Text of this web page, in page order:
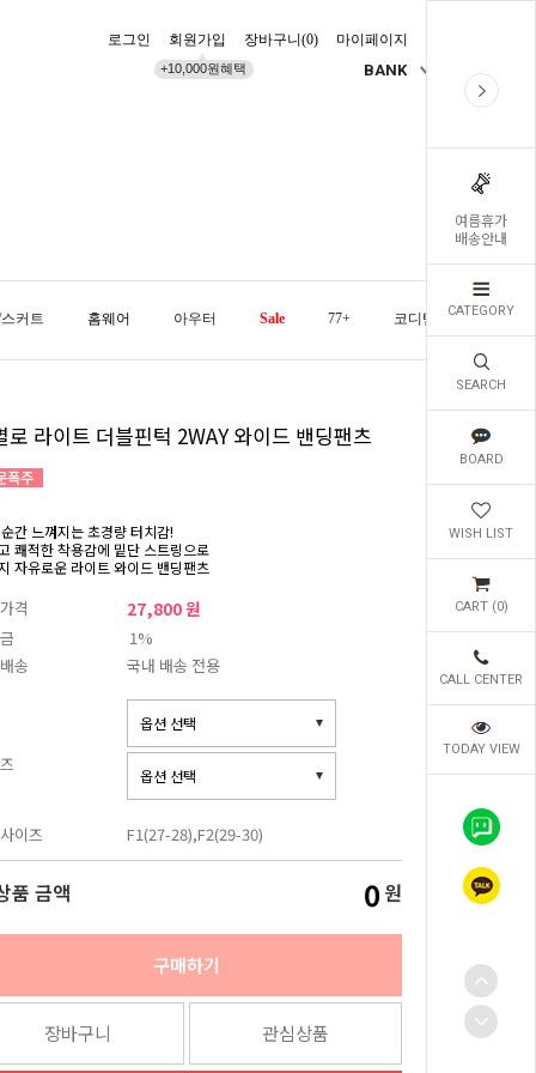
여름휴가
배송안내
CATEGORY
SEARCH
BOARD
WISH LIST
CART (0)
CALL CENTER
TODAY VIEW
로그인 회원가입
+10,000원혜택
장바구니(0) 마이페이지
BANK
커트 홈웨어 아우터 Sale 77+ 코디템 오늘발송
로 라이트 더블핀턱 2WAY 와이드 밴딩팬츠
간 느껴지는 초경량 터치감!
쾌적한 착용감에 밑단 스트링으로
자유로운 라이트 와이드 밴딩팬츠
격 27,800 원
1%
송
국내 배송 전용
이즈 F1(27-28),F2(29-30)
품 금액 0 원
구매하기
장바구니 관심상품